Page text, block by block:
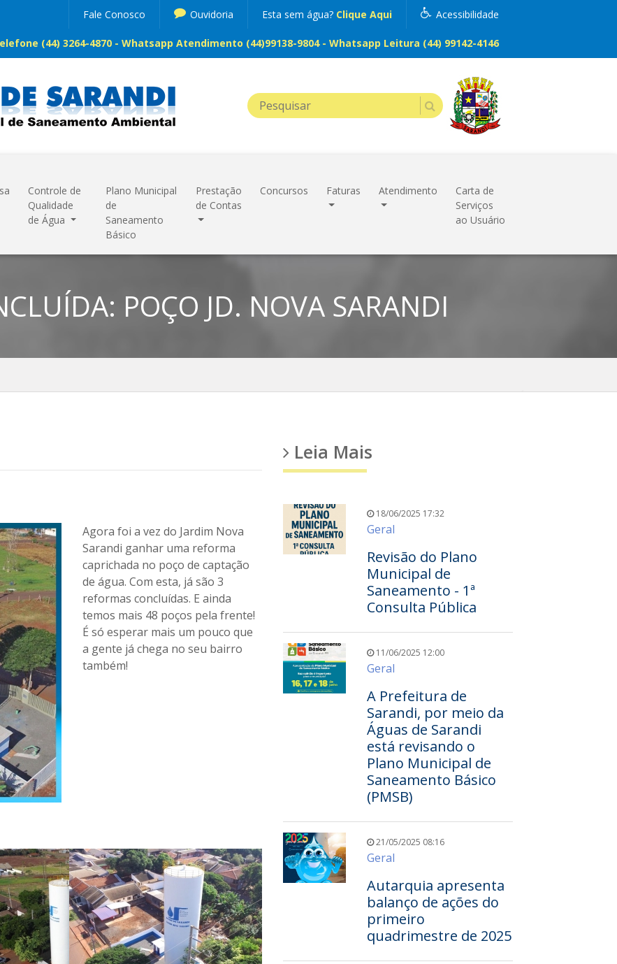
Acessibilidade
Esta sem água? Clique Aqui
Ouvidoria
Fale Conosco
(44) 3264-4870 - Whatsapp Atendimento (44)99138-9804 - Whatsapp Leitura (44) 99142-4146
Controle de
Qualidade
de Água
Plano Municipal
de
Saneamento
Básico
Prestação
de Contas
Concursos Faturas Atendimento
Carta de
Serviços
ao Usuário
POÇO JD. NOVA SARANDI
Agora foi a vez do Jardim Nova
Sarandi ganhar uma reforma
caprichada no poço de captação
de água. Com esta, já são 3
reformas concluídas. E ainda
temos mais 48 poços pela frente!
É só esperar mais um pouco que
a gente já chega no seu bairro
também!
Leia Mais
18/06/2025 17:32
Geral
Revisão do Plano
Municipal de
Saneamento - 1ª
Consulta Pública
11/06/2025 12:00
Geral
A Prefeitura de
Sarandi, por meio da
Águas de Sarandi
está revisando o
Plano Municipal de
Saneamento Básico
(PMSB)
21/05/2025 08:16
Geral
Autarquia apresenta
balanço de ações do
primeiro
quadrimestre de 2025